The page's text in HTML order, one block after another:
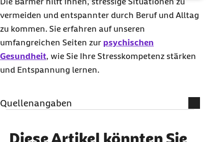
vermeiden und entspannter durch Beruf und Alltag
zu kommen. Sie erfahren auf unseren
umfangreichen Seiten zur psychischen
Gesundheit, wie Sie Ihre Stresskompetenz stärken
und Entspannung lernen.
Quellenangaben